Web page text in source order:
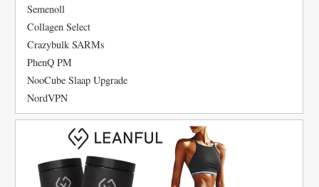
Semenoll
Collagen Select
Crazybulk SARMs
PhenQ PM
NooCube Slaap Upgrade
NordVPN